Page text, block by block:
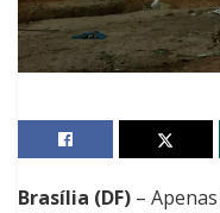
Brasília (DF) –